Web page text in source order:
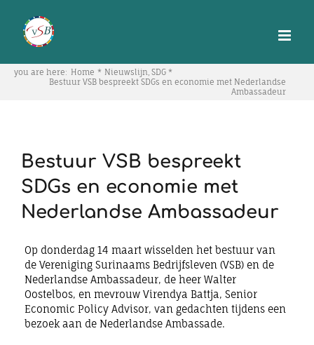
content
you are here: Home Nieuwslijn SDG
Bestuur VSB bespreekt SDGs en economie met Nederlandse
Ambassadeur
Bestuur VSB bespreekt
SDGs en economie met
Nederlandse Ambassadeur
Op donderdag 14 maart wisselden het bestuur van
de Vereniging Surinaams Bedrijfsleven (VSB) en de
Nederlandse Ambassadeur, de heer Walter
Oostelbos, en mevrouw Virendya Battja, Senior
Economic Policy Advisor, van gedachten tijdens een
bezoek aan de Nederlandse Ambassade.